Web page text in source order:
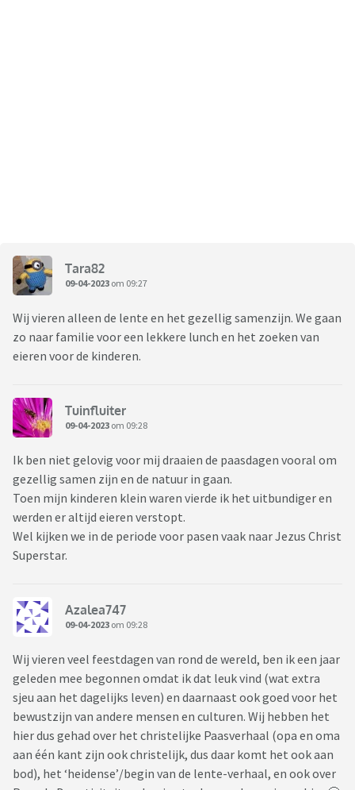
Tara82
09-04-2023 om 09:27
Wij vieren alleen de lente en het gezellig samenzijn. We gaan
zo naar familie voor een lekkere lunch en het zoeken van
eieren voor de kinderen.
Tuinfluiter
09-04-2023 om 09:28
Ik ben niet gelovig voor mij draaien de paasdagen vooral om
gezellig samen zijn en de natuur in gaan.
Toen mijn kinderen klein waren vierde ik het uitbundiger en
werden er altijd eieren verstopt.
Wel kijken we in de periode voor pasen vaak naar Jezus Christ
Superstar.
Azalea747
09-04-2023 om 09:28
Wij vieren veel feestdagen van rond de wereld, ben ik een jaar
geleden mee begonnen omdat ik dat leuk vind (wat extra
sjeu aan het dagelijks leven) en daarnaast ook goed voor het
bewustzijn van andere mensen en culturen. Wij hebben het
hier dus gehad over het christelijke Paasverhaal (opa en oma
aan één kant zijn ook christelijk, dus daar komt het ook aan
bod), het ‘heidense’/begin van de lente-verhaal, en ook over